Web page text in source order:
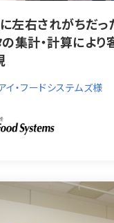
左右されがちだっ
集計・計算により
・フードシステムズ様